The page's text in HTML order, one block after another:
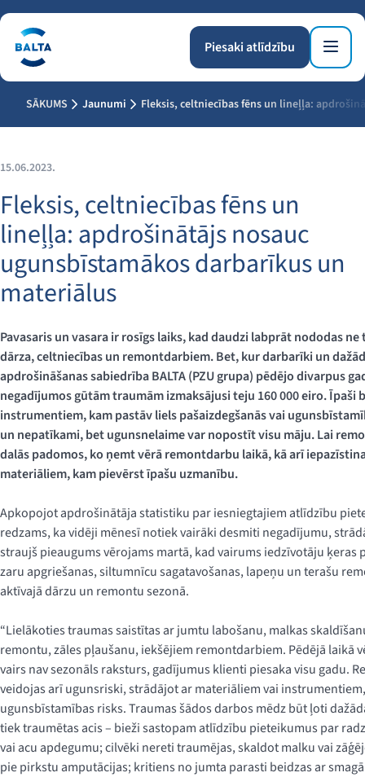
Piesaki atlīdzību
SĀKUMS Jaunumi Fleksis, celtniecības fēns un lineļļa:
15.06.2023.
Fleksis, celtniecības fēns un
lineļļa: apdrošinātājs nosauc
ugunsbīstamākos darbarīkus un
materiālus
Pavasaris un vasara ir rosīgs laiks, kad daudzi labprāt nododas
dārza, celtniecības un remontdarbiem. Bet, kur darbarīki un
apdrošināšanas sabiedrība BALTA (PZU grupa) pēdējo divarpus
negadījumos gūtām traumām izmaksājusi teju 160 000 eiro.
instrumentiem, kam pastāv liels pašaizdegšanās vai
un nepatīkami, bet ugunsnelaime var nopostīt visu māju. Lai
dalās padomos, ko ņemt vērā remontdarbu laikā, kā arī
materiāliem, kam pievērst īpašu uzmanību.
Apkopojot apdrošinātāja statistiku par iesniegtajiem atlīdzību
redzams, ka vidēji mēnesī notiek vairāki desmiti negadījumu,
straujš pieaugums vērojams martā, kad vairums iedzīvotāju ķeras
zaru apgriešanas, siltumnīcu sagatavošanas, lapeņu un terašu
aktīvajā dārzu un remontu sezonā.
“Lielākoties traumas saistītas ar jumtu labošanu, malkas
remontu, zāles pļaušanu, iekšējiem remontdarbiem. Pēdējā laikā
vairs nav sezonāls raksturs, gadījumus klienti piesaka visu gadu.
veidojas arī ugunsriski, strādājot ar materiāliem vai
ugunsbīstamības risks. Traumas šādos darbos mēdz būt ļoti
tiek traumētas acis – bieži sastopam atlīdzību pieteikumus par
vai acu apdegumu; cilvēki nereti traumējas, skaldot malku vai
pie pirkstu amputācijas; kritiens no jumta parasti beidzas ar